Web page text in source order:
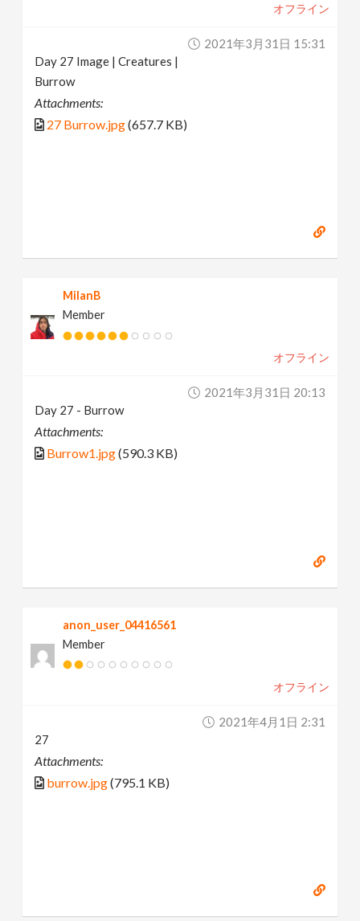
オフライン
2021年3月31日 15:31
Day 27 Image | Creatures |
Burrow
Attachments:
27 Burrow.jpg(657.7 KB)
MilanB
Member
オフライン
2021年3月31日 20:13
Day 27 - Burrow
Attachments:
Burrow1.jpg(590.3 KB)
anon_user_04416561
Member
オフライン
2021年4月1日 2:31
27
Attachments:
burrow.jpg(795.1 KB)